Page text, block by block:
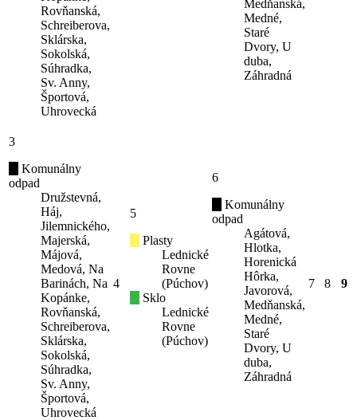
Rovňanská,
Schreiberova,
Sklárska,
Sokolská,
Súhradka,
Sv. Anny,
Športová,
Uhrovecká
Medňanská,
Medné,
Staré
Dvory, U
duba,
Záhradná
3
Komunálny
odpad
Družstevná,
Háj,
Jilemnického,
Majerská,
Májová,
Medová, Na
Barinách, Na
Kopánke,
Rovňanská,
Schreiberova,
Sklárska,
Sokolská,
Súhradka,
Sv. Anny,
Športová,
Uhrovecká
4
5
Plasty
Lednické
Rovne
(Púchov)
Sklo
Lednické
Rovne
(Púchov)
6
Komunálny
odpad
Agátová,
Hlotka,
Horenická
Hôrka,
Javorová,
Medňanská,
Medné,
Staré
Dvory, U
duba,
Záhradná
7 8 9